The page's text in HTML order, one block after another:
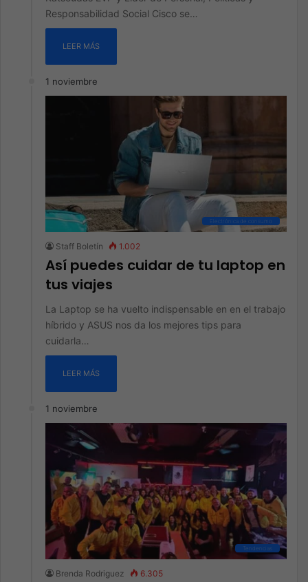
Responsabilidad Social Cisco se…
LEER MÁS
1 noviembre
Electrónica de consumo
Staff Boletín 1.002
Así puedes cuidar de tu laptop en
tus viajes
La Laptop se ha vuelto indispensable en en el trabajo
híbrido y ASUS nos da los mejores tips para
cuidarla…
LEER MÁS
1 noviembre
Tendencias
Brenda Rodriguez 6.305